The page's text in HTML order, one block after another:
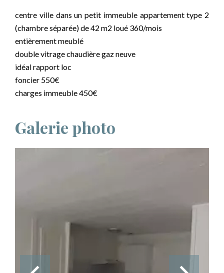
centre ville dans un petit immeuble appartement type 2
(chambre séparée) de 42 m2 loué 360/mois
entièrement meublé
double vitrage chaudière gaz neuve
idéal rapport loc
foncier 550€
charges immeuble 450€
Galerie photo